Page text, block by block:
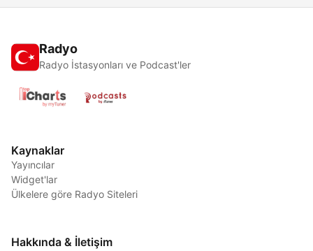
Radyo
Radyo İstasyonları ve Podcast'ler
Kaynaklar
Yayıncılar
Widget'lar
Ülkelere göre Radyo Siteleri
Hakkında & İletişim